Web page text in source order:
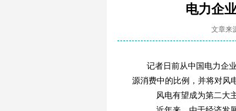
电力企
文章来
记者日前从中国电力企
源消费中的比例，并将对风
风电有望成为第二大